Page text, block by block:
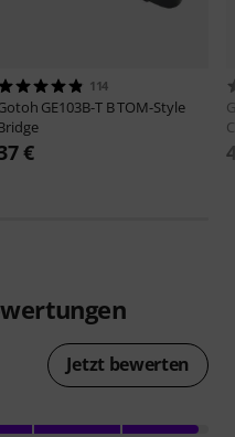
114
GE103B-T B TOM-Style
€
Jetzt bewerten